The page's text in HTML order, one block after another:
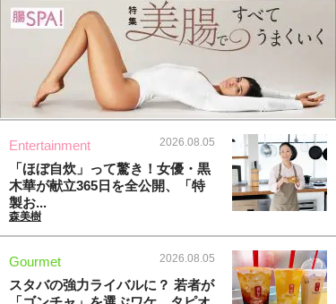
Entertainment 2026.08.05
「ほぼ自炊」って驚き！女優・黒
木華が献立365日を全公開、「特
製お...
森美樹
Gourmet 2026.08.05
スタバの強力ライバルに？ 若者が